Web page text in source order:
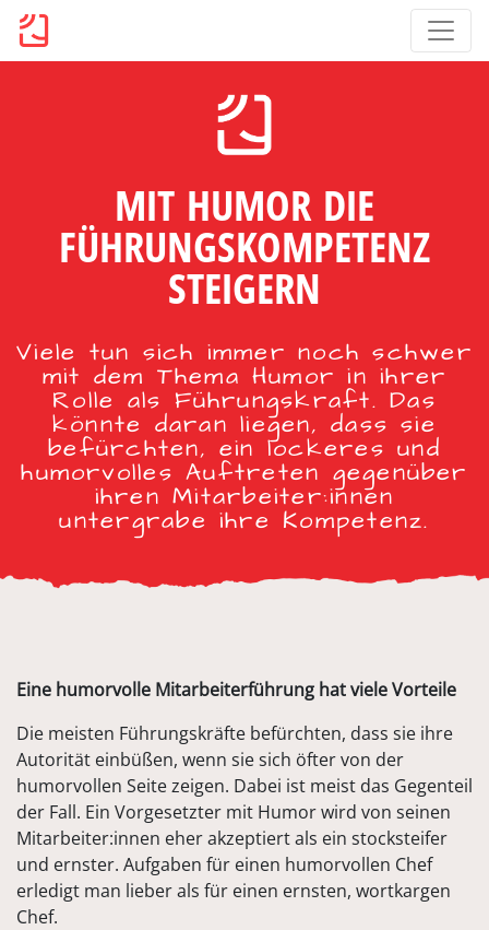
MIT HUMOR DIE
FÜHRUNGSKOMPETENZ
STEIGERN
Viele tun sich immer noch schwer
mit dem Thema Humor in ihrer
Rolle als Führungskraft. Das
könnte daran liegen, dass sie
befürchten, ein lockeres und
humorvolles Auftreten gegenüber
ihren Mitarbeiter:innen
untergrabe ihre Kompetenz.
Eine humorvolle Mitarbeiterführung hat viele Vorteile
Die meisten Führungskräfte befürchten, dass sie ihre
Autorität einbüßen, wenn sie sich öfter von der
humorvollen Seite zeigen. Dabei ist meist das Gegenteil
der Fall. Ein Vorgesetzter mit Humor wird von seinen
Mitarbeiter:innen eher akzeptiert als ein stocksteifer
und ernster. Aufgaben für einen humorvollen Chef
erledigt man lieber als für einen ernsten, wortkargen
Chef.